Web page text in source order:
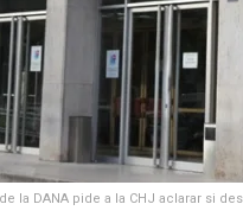
la DANA pide a la CHJ aclarar si